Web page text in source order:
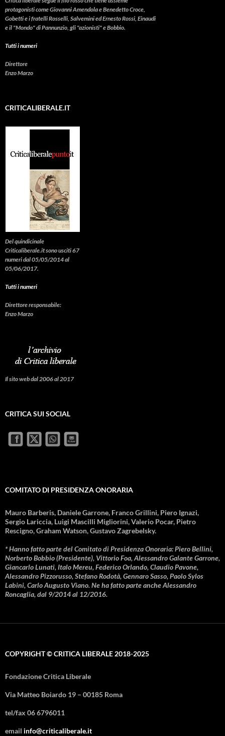
protagonisti come Giovanni Amendola e Benedetto Croce,
Gobetti e i fratelli Rosselli, Salvemini ed Ernesto Rossi, Einaudi
e il "Mondo" di Pannunzio, gli "azionisti" e Bobbio.
Tutti i numeri
Direttore
Enzo Marzo
CRITICALIBERALE.IT
Del quindicinale
Criticaliberale.it sono usciti 67
numeri dal 05/05/2014 al
05/06/2017.
Tutti i numeri
Direttore responsabile:
Enzo Marzo
Il sito web dal 2006 al 2017
CRITICA SUI SOCIAL
COMITATO DI PRESIDENZA ONORARIA
Mauro Barberis, Daniele Garrone, Franco Grillini, Piero Ignazi,
Sergio Lariccia, Luigi Mascilli Migliorini, Valerio Pocar, Pietro
Rescigno, Graham Watson, Gustavo Zagrebelsky.
* Hanno fatto parte del Comitato di Presidenza Onoraria: Piero Bellini,
Norberto Bobbio (Presidente), Vittorio Foa, Alessandro Galante Garrone,
Giancarlo Lunati, Italo Mereu, Federico Orlando, Claudio Pavone,
Alessandro Pizzorusso, Stefano Rodotà, Gennaro Sasso, Paolo Sylos
Labini, Carlo Augusto Viano. Ne ha fatto parte anche Alessandro
Roncaglia, dal 9/2014 al 12/2016.
COPYRIGHT © CRITICA LIBERALE 2018-2025
Fondazione Critica Liberale
Via Matteo Boiardo 19 – 00185 Roma
tel/fax 06 6796011
email info@criticaliberale.it